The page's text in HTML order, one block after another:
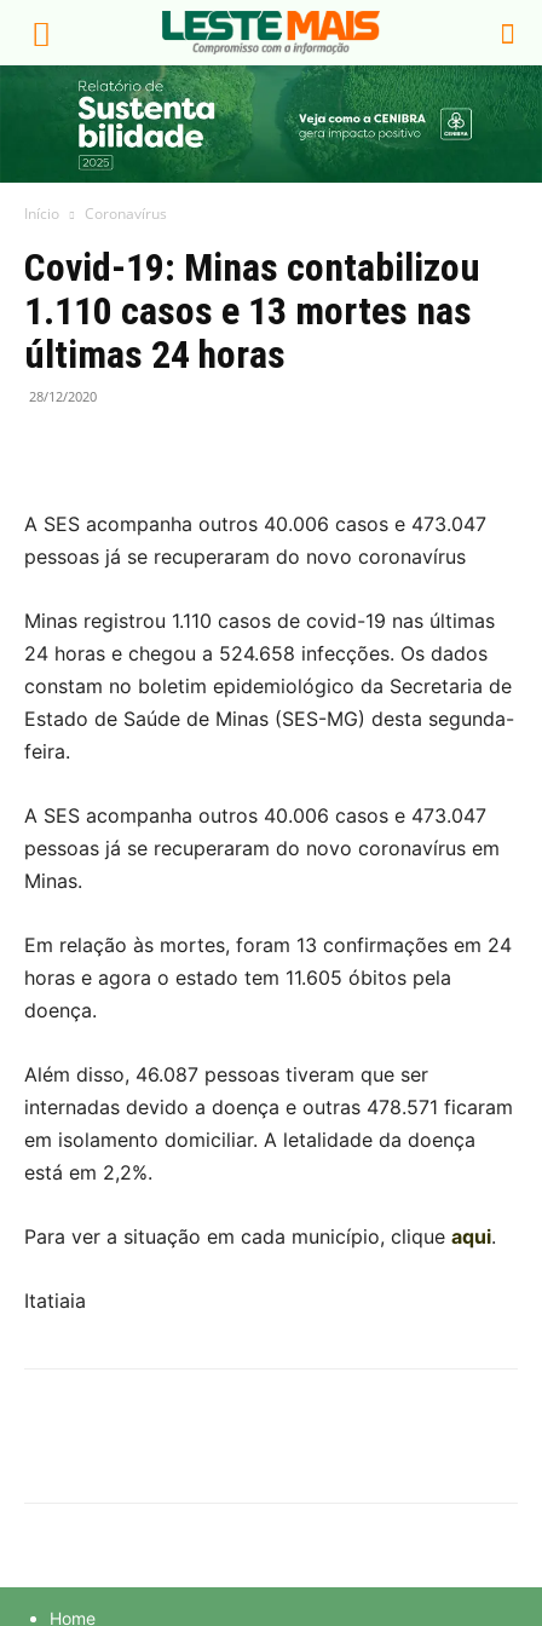
Início Coronavírus
Covid-19: Minas contabilizou
1.110 casos e 13 mortes nas
últimas 24 horas
28/12/2020
A SES acompanha outros 40.006 casos e 473.047
pessoas já se recuperaram do novo coronavírus
Minas registrou 1.110 casos de covid-19 nas últimas
24 horas e chegou a 524.658 infecções. Os dados
constam no boletim epidemiológico da Secretaria de
Estado de Saúde de Minas (SES-MG) desta segunda-
feira.
A SES acompanha outros 40.006 casos e 473.047
pessoas já se recuperaram do novo coronavírus em
Minas.
Em relação às mortes, foram 13 confirmações em 24
horas e agora o estado tem 11.605 óbitos pela
doença.
Além disso, 46.087 pessoas tiveram que ser
internadas devido a doença e outras 478.571 ficaram
em isolamento domiciliar. A letalidade da doença
está em 2,2%.
Para ver a situação em cada município, clique aqui.
Itatiaia
Home